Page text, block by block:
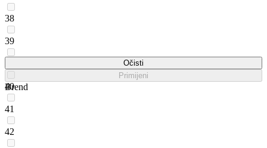
38
39
40
41
42
Očisti
Primijeni
Brend